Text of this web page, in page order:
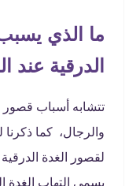
ما الذي
الدرقية عند
تتشابه أسباب قصور
والرجال، كما ذكرنا
لقصور الغدة
يسمى التهاب الغدة